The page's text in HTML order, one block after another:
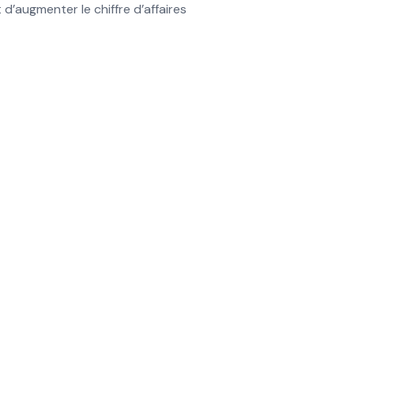
le chiffre d’affaires